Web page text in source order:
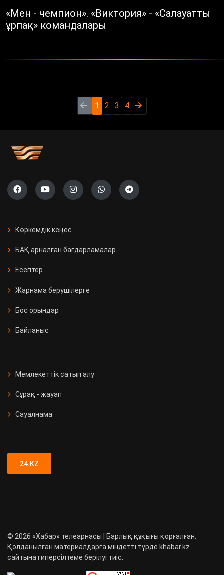
«Мен - чемпион». «Виктория» - «Салауатты
ұрпақ» командалары
1 2 3 4
Көркемдік кеңес
БАҚ арналған бағдарламалар
Есептер
Жарнама берушілерге
Бос орындар
Байланыс
Мемлекеттік сатып алу
Сұрақ - жауап
Сауалнама
24.KZ
© 2026 «Хабар» телеарнасы | Барлық құқығы қорғалған.
Қолданылған материалдарға міндетті түрде khabar.kz
сайтына гиперсілтеме берілуі тиіс.